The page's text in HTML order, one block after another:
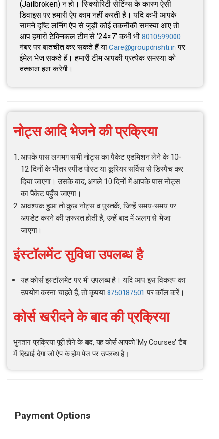
(Jailbroken) न हो। सिक्योरिटी सेटिंग्स के कारण ऐसी
डिवाइस पर हमारी ऐप काम नहीं करती है। यदि कभी आपके
सामने दृष्टि लर्निंग ऐप से जुड़ी कोई तकनीकी समस्या आए तो
आप हमारी टेक्निकल टीम से ‘24×7’ कभी भी 8010599000
नंबर पर बातचीत कर सकते हैं या Care@groupdrishti.in पर
ईमेल भेज सकते हैं। हमारी टीम आपकी प्रत्येक समस्या को
तत्काल हल करेगी।
नोट्स आदि भेजने की प्रक्रिया
आपके पास लगभग सभी नोट्स का पैकेट एडमिशन लेने के 10-
12 दिनों के भीतर स्पीड पोस्ट या कूरियर सर्विस से डिस्पैच कर
दिया जाएगा। उसके बाद, अगले 10 दिनों में आपके पास नोट्स
का पैकेट पहुँच जाएगा।
आवश्यक हुआ तो कुछ नोट्स व पुस्तकें, जिन्हें समय-समय पर
अपडेट करने की ज़रूरत होती है, उन्हें बाद में अलग से भेजा
जाएगा।
इंस्टॉलमेंट सुविधा उपलब्ध है
यह कोर्स इंस्टॉलमेंट पर भी उपलब्ध है। यदि आप इस विकल्प का
उपयोग करना चाहते हैं, तो कृपया 8750187501पर कॉल करें।
कोर्स खरीदने के बाद की प्रक्रिया
भुगतान प्रक्रिया पूरी होने के बाद, यह कोर्स आपको 'My Courses' टैब
में दिखाई देगा जो ऐप के होम पेज पर उपलब्ध है।
Payment Options